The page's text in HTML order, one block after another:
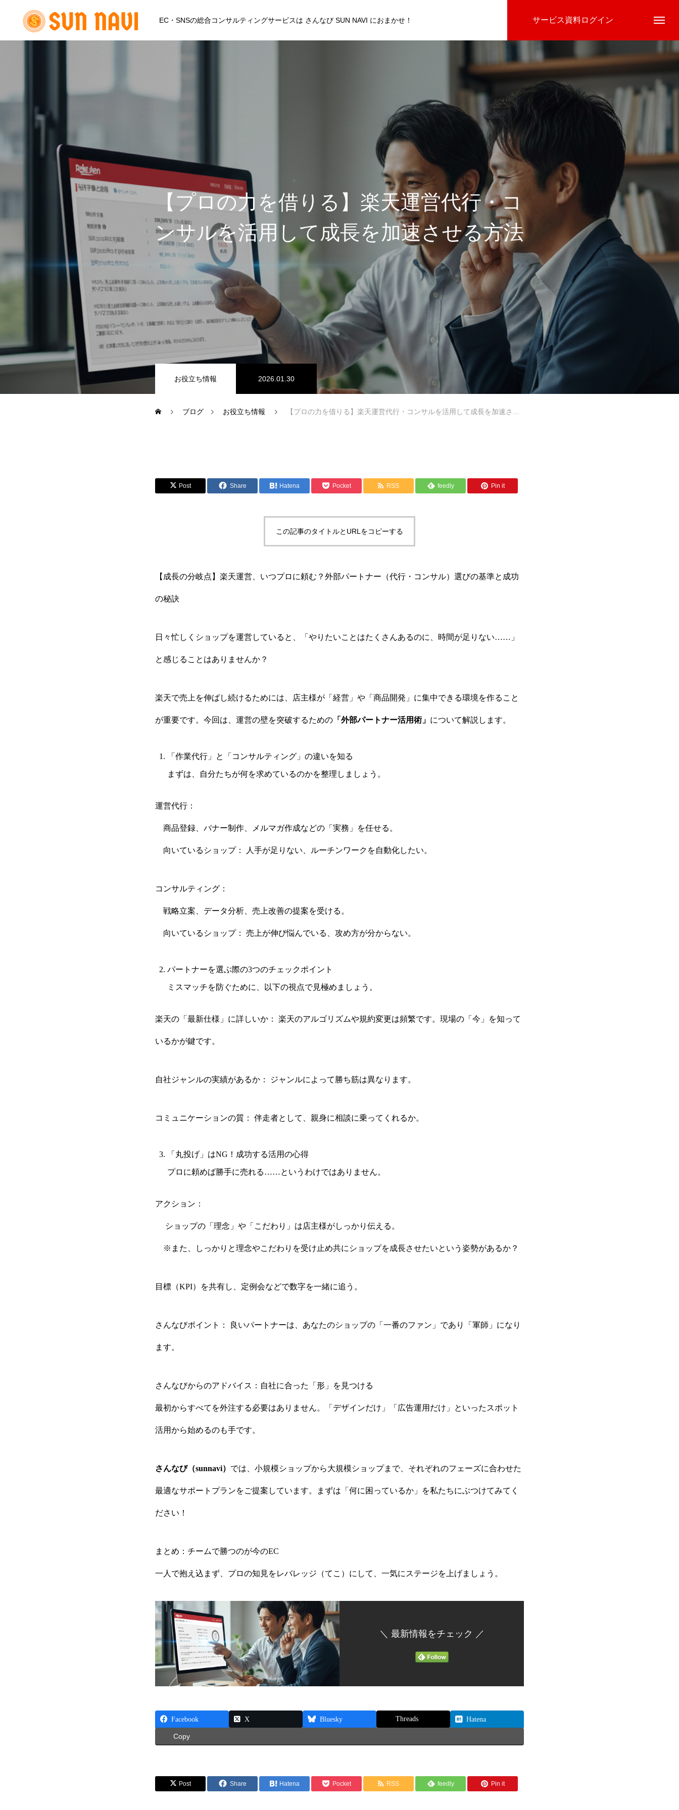
EC・SNSの総合コンサルティングサービスは さんなび SUN NAVI におまかせ！ サービス資料ログイン
特定商取引法に基づく表記 サイトマップ
【プロの力を借りる】楽天運営代行・コ
ンサルを活用して成長を加速させる方法
お役立ち情報 2026.01.30
ブログ お役立ち情報 【プロの力を借りる】楽天運営代行・コンサルを活用して成長を加速させる方法
Post Share Hatena Pocket RSS feedly Pin it
この記事のタイトルとURLをコピーする
【成長の分岐点】楽天運営、いつプロに頼む？外部パートナー（代行・コンサル）選びの基準と成功
の秘訣
日々忙しくショップを運営していると、「やりたいことはたくさんあるのに、時間が足りない……」
と感じることはありませんか？
楽天で売上を伸ばし続けるためには、店主様が「経営」や「商品開発」に集中できる環境を作ること
が重要です。今回は、運営の壁を突破するための 「外部パートナー活用術」 について解説します。
「作業代行」と「コンサルティング」の違いを知る
まずは、自分たちが何を求めているのかを整理しましょう。
運営代行：
商品登録、バナー制作、メルマガ作成などの「実務」を任せる。
向いているショップ： 人手が足りない、ルーチンワークを自動化したい。
コンサルティング：
戦略立案、データ分析、売上改善の提案を受ける。
向いているショップ： 売上が伸び悩んでいる、攻め方が分からない。
パートナーを選ぶ際の3つのチェックポイント
ミスマッチを防ぐために、以下の視点で見極めましょう。
楽天の「最新仕様」に詳しいか： 楽天のアルゴリズムや規約変更は頻繁です。現場の「今」を知って
いるかが鍵です。
自社ジャンルの実績があるか： ジャンルによって勝ち筋は異なります。
コミュニケーションの質： 伴走者として、親身に相談に乗ってくれるか。
「丸投げ」はNG！成功する活用の心得
プロに頼めば勝手に売れる……というわけではありません。
アクション：
ショップの「理念」や「こだわり」は店主様がしっかり伝える。
※また、しっかりと理念やこだわりを受け止め共にショップを成長させたいという姿勢があるか？
目標（KPI）を共有し、定例会などで数字を一緒に追う。
さんなびポイント： 良いパートナーは、あなたのショップの「一番のファン」であり「軍師」になり
ます。
さんなびからのアドバイス：自社に合った「形」を見つける
最初からすべてを外注する必要はありません。「デザインだけ」「広告運用だけ」といったスポット
活用から始めるのも手です。
さんなび（sunnavi） では、小規模ショップから大規模ショップまで、それぞれのフェーズに合わせた
最適なサポートプランをご提案しています。まずは「何に困っているか」を私たちにぶつけてみてく
ださい！
まとめ：チームで勝つのが今のEC
一人で抱え込まず、プロの知見をレバレッジ（てこ）にして、一気にステージを上げましょう。
＼ 最新情報をチェック ／
Facebook X Bluesky Threads Hatena
Copy
Post Share Hatena Pocket RSS feedly Pin it